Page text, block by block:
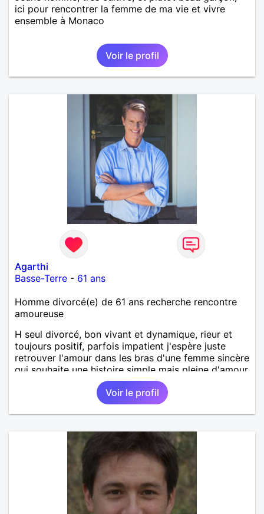
ici pour rencontrer la femme de ma vie et vivre
ensemble à Monaco
Voir le profil
Agarthi
Basse-Terre - 61 ans
Homme divorcé(e) de 61 ans recherche rencontre
amoureuse
H seul divorcé, bon vivant et dynamique, rieur et
toujours positif, parfois impatient j'espère juste
retrouver l'amour dans les bras d'une femme sincère
qui souhaite une histoire simple mais pleine d'amour
Voir le profil